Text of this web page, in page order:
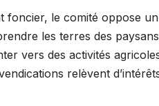
foncier, le comité oppose
les terres des
vers des activités
relèvent